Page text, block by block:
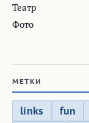
Театр
Фото
МЕТКИ
links fun